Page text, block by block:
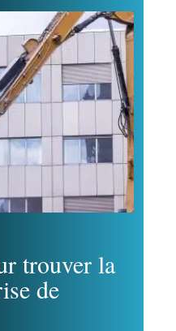
trouver la
de